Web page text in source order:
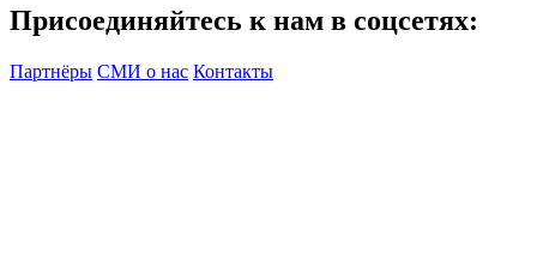
Присоединяйтесь к нам в соцсетях:
Партнёры СМИ о нас Контакты